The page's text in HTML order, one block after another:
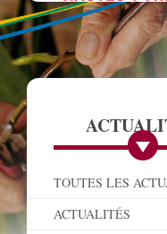
TOUTES LES
ACTUALITÉS